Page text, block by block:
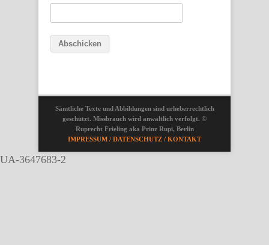
Sämtliche Texte und Abbildungen sind urheberrechtlich
geschützt. Missbrauch wird anwaltlich verfolgt. ©
Ruprecht Frieling aka Prinz Rupi, Berlin
IMPRESSUM / DATENSCHUTZ / KONTAKT
UA-3647683-2